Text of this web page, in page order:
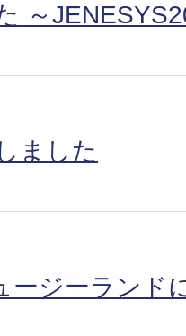
～
ました
ージーランド